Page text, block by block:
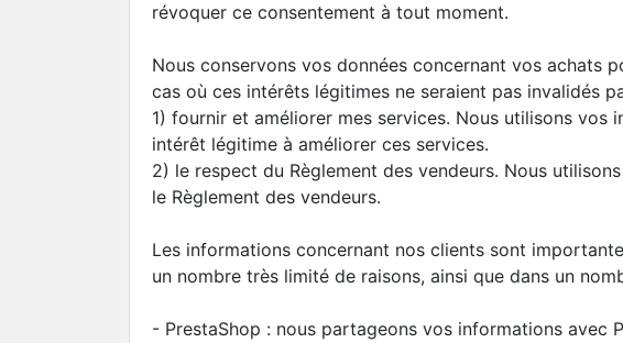
révoquer ce consentement à tout moment.
Nous conservons vos données concernant vos achats
cas où ces intérêts légitimes ne seraient pas invalidés
1) fournir et améliorer mes services. Nous utilisons
intérêt légitime à améliorer ces services.
2) le respect du Règlement des vendeurs. Nous
le Règlement des vendeurs.
Les informations concernant nos clients sont
un nombre très limité de raisons, ainsi que dans un
- PrestaShop : nous partageons vos informations avec